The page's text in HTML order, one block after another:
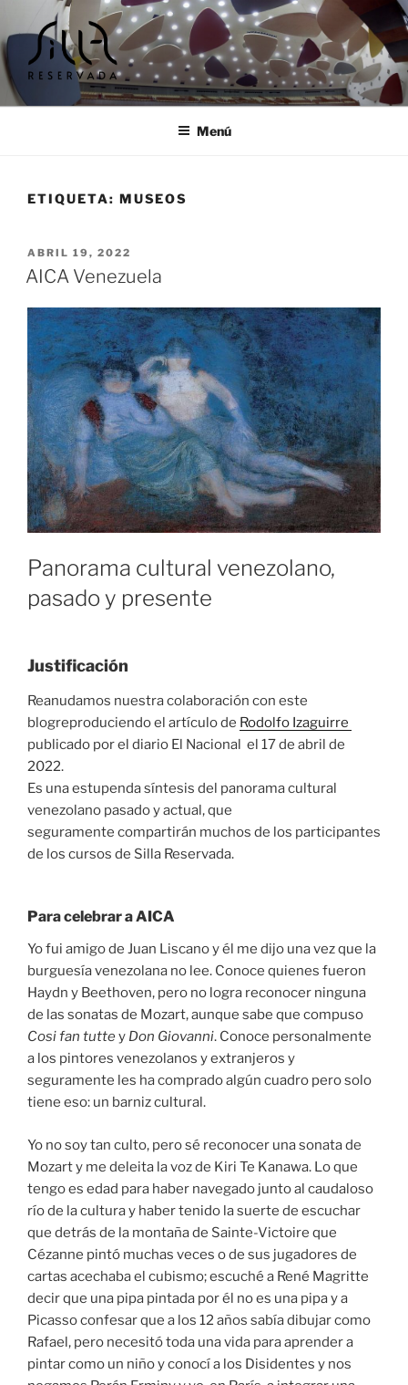
al
contenido
SILLA RESERVADA |
TALLERES Y ENCUENTROS
Cursos y encuentros musicales
Menú
ETIQUETA: MUSEOS
PUBLICADO
EL
ABRIL 19, 2022
AICA Venezuela
Panorama cultural venezolano,
pasado y presente
Justificación
Reanudamos nuestra colaboración con este
blogreproduciendo el artículo de Rodolfo Izaguirre
publicado por el diario El Nacional el 17 de abril de
2022.
Es una estupenda síntesis del panorama cultural
venezolano pasado y actual, que
seguramente compartirán muchos de los participantes
de los cursos de Silla Reservada.
Para celebrar a AICA
Yo fui amigo de Juan Liscano y él me dijo una vez que la
burguesía venezolana no lee. Conoce quienes fueron
Haydn y Beethoven, pero no logra reconocer ninguna
de las sonatas de Mozart, aunque sabe que compuso
Cosi fan tuttey Don Giovanni. Conoce personalmente
a los pintores venezolanos y extranjeros y
seguramente les ha comprado algún cuadro pero solo
tiene eso: un barniz cultural.
Yo no soy tan culto, pero sé reconocer una sonata de
Mozart y me deleita la voz de Kiri Te Kanawa. Lo que
tengo es edad para haber navegado junto al caudaloso
río de la cultura y haber tenido la suerte de escuchar
que detrás de la montaña de Sainte-Victoire que
Cézanne pintó muchas veces o de sus jugadores de
cartas acechaba el cubismo; escuché a René Magritte
decir que una pipa pintada por él no es una pipa y a
Picasso confesar que a los 12 años sabía dibujar como
Rafael, pero necesitó toda una vida para aprender a
pintar como un niño y conocí a los Disidentes y nos